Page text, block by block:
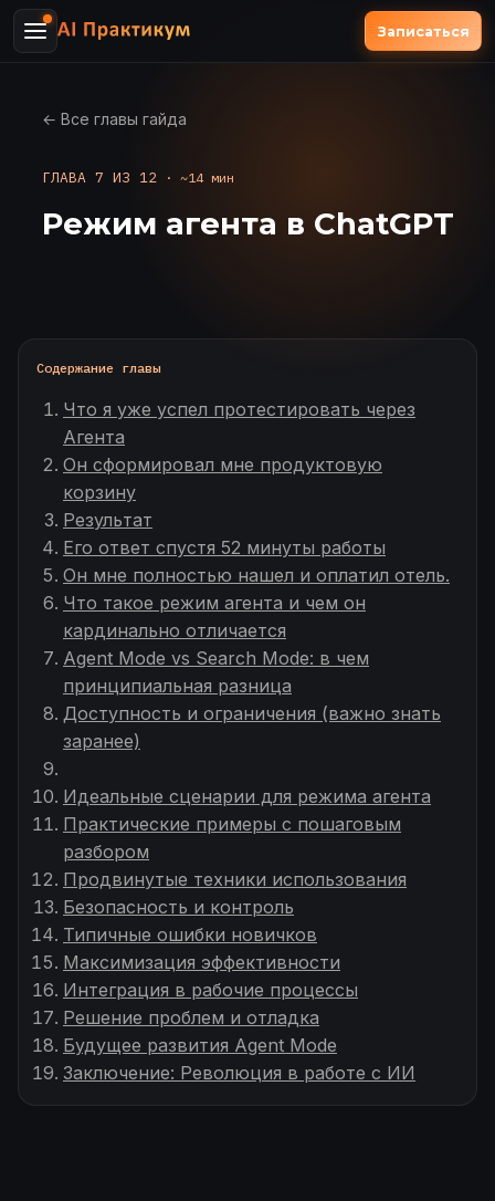
Записаться
← Все главы гайда
ГЛАВА 7 ИЗ 12· ~14 мин
Режим агента в ChatGPT
Содержание главы
Что я уже успел протестировать через
Агента
Он сформировал мне продуктовую
корзину
Результат
Его ответ спустя 52 минуты работы
Он мне полностью нашел и оплатил отель.
Что такое режим агента и чем он
кардинально отличается
Agent Mode vs Search Mode: в чем
принципиальная разница
Доступность и ограничения (важно знать
заранее)
Идеальные сценарии для режима агента
Практические примеры с пошаговым
разбором
Продвинутые техники использования
Безопасность и контроль
Типичные ошибки новичков
Максимизация эффективности
Интеграция в рабочие процессы
Решение проблем и отладка
Будущее развития Agent Mode
Заключение: Революция в работе с ИИ